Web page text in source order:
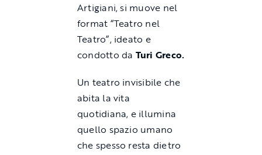
Artigiani, si muove nel
format “Teatro nel
Teatro”, ideato e
condotto da Turi Greco.
Un teatro invisibile che
abita la vita
quotidiana, e illumina
quello spazio umano
che spesso resta dietro